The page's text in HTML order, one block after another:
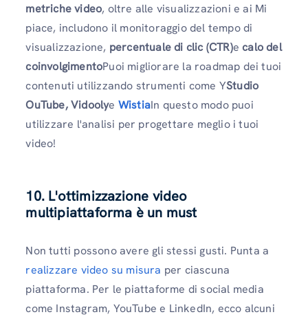
metriche video, oltre alle visualizzazioni e ai Mi
piace, includono il monitoraggio del tempo di
visualizzazione, percentuale di clic (CTR)ecalo del
coinvolgimentoPuoi migliorare la roadmap dei tuoi
contenuti utilizzando strumenti come YStudio
OuTube, Vidoolye WistiaIn questo modo puoi
utilizzare l'analisi per progettare meglio i tuoi
video!
10. L'ottimizzazione video
multipiattaforma è un must
Non tutti possono avere gli stessi gusti. Punta a
realizzare video su misura per ciascuna
piattaforma. Per le piattaforme di social media
come Instagram, YouTube e LinkedIn, ecco alcuni